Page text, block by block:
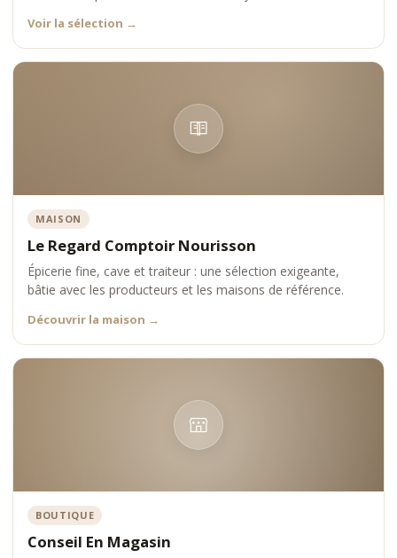
Voir la sélection →
MAISON
Le Regard Comptoir Nourisson
Épicerie fine, cave et traiteur : une sélection exigeante,
bâtie avec les producteurs et les maisons de référence.
Découvrir la maison →
BOUTIQUE
Conseil En Magasin